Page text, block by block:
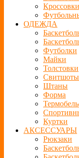
ОДЕЖДА
Футболки
Майки
Толстовки
Штаны
Форма
Куртки
АКСЕССУАРЫ
Рюкзаки